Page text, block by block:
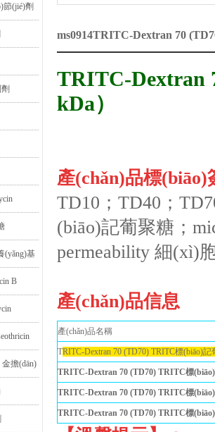
節(jié)劑
(yǎng)基
B
擔(dān)
ms0914TRITC-Dextran 70
TRITC-Dextran
kDa）
產(chǎn)品標(biāo)
TD10；TD40；
(biāo)記葡聚糖；
permeability 細(xì)
產(chǎn)品信息
產(chǎn)品名稱
TRITC-Dextran 70 (TD70) TRITC標(biāo)
TRITC-Dextran 70 (TD70) TRITC標
TRITC-Dextran 70 (TD70) TRITC標
TRITC-Dextran 70 (TD70) TRITC標